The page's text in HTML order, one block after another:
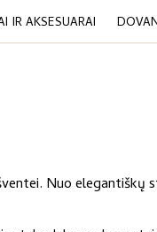
IR AKSESUARAI
Nuo